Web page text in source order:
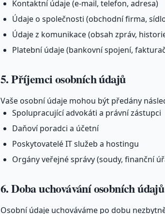
Kontaktní údaje (e-mail, telefon, adresa)
Údaje o společnosti (obchodní firma,
Údaje z komunikace (obsah zpráv,
Platební údaje (bankovní spojení,
5. Příjemci osobních údajů
Vaše osobní údaje mohou být předány
Spolupracující advokáti a právní zástupci
Daňoví poradci a účetní
Poskytovatelé IT služeb a hostingu
Orgány veřejné správy (soudy, finanční
6. Doba uchovávání osobních údajů
Osobní údaje uchováváme po dobu